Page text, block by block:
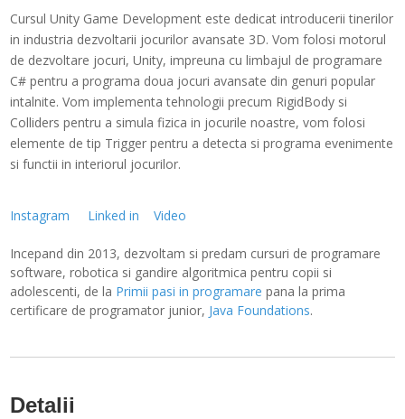
Cursul Unity Game Development este dedicat introducerii tinerilor
in industria dezvoltarii jocurilor avansate 3D. Vom folosi motorul
de dezvoltare jocuri, Unity, impreuna cu limbajul de programare
C# pentru a programa doua jocuri avansate din genuri popular
intalnite. Vom implementa tehnologii precum RigidBody si
Colliders pentru a simula fizica in jocurile noastre, vom folosi
elemente de tip Trigger pentru a detecta si programa evenimente
si functii in interiorul jocurilor.
Instagram Linked inVideo
Incepand din 2013, dezvoltam si predam cursuri de programare
software, robotica si gandire algoritmica pentru copii si
adolescenti, de la Primii pasi in programare pana la prima
certificare de programator junior, Java Foundations.
Detalii